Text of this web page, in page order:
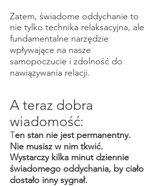
Zatem, świadome oddychanie to
nie tylko technika relaksacyjna, ale
fundamentalne narzędzie
wpływające na nasze
samopoczucie i zdolność do
nawiązywania relacji.
A teraz dobra
wiadomość:
Ten stan nie jest permanentny.
Nie musisz w nim tkwić.
Wystarczy kilka minut dziennie
świadomego oddychania, by ciało
dostało inny sygnał.